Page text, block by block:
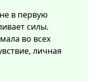
в первую
силы.
во всех
личная